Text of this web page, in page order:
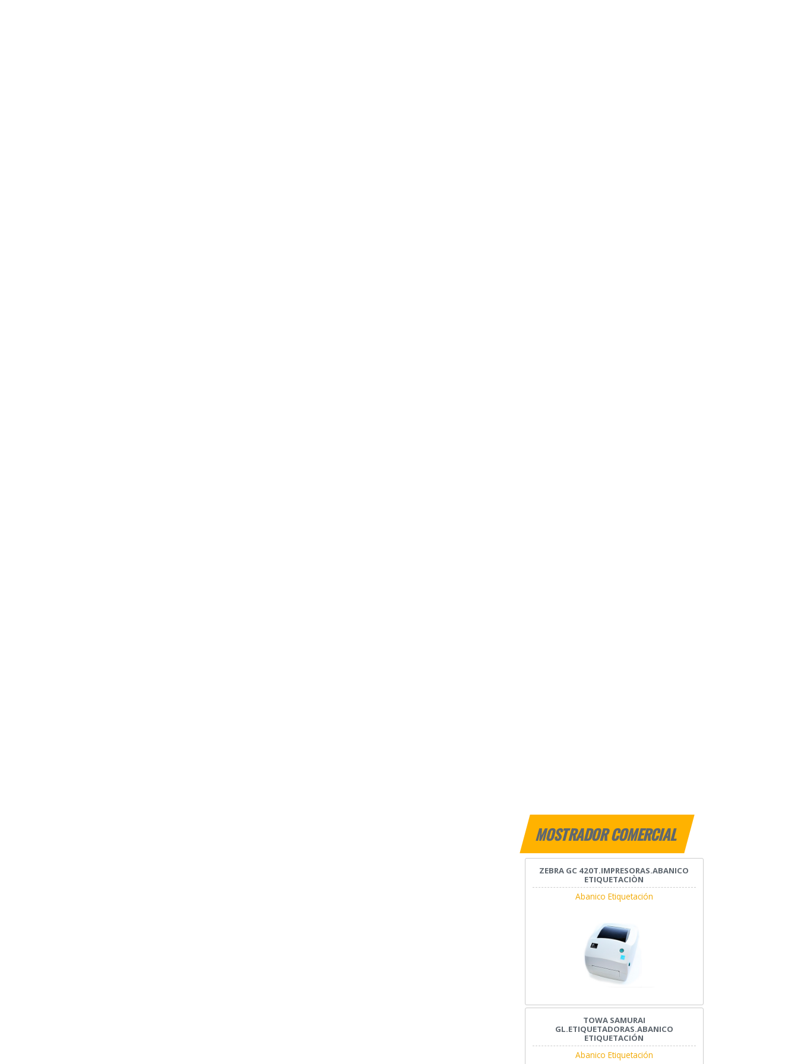
MOSTRADOR COMERCIAL
ZEBRA GC 420T.IMPRESORAS.ABANICO
ETIQUETACIÒN
Abanico Etiquetación
TOWA SAMURAI
GL.ETIQUETADORAS.ABANICO
ETIQUETACIÓN
Abanico Etiquetación